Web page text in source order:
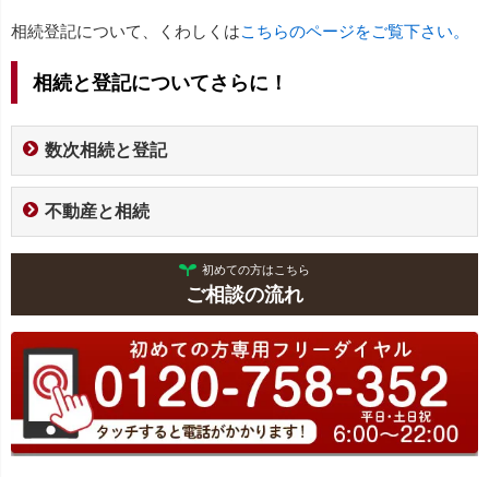
相続登記について、くわしくはこちらのページをご覧下さい。
相続と登記についてさらに！
数次相続と登記
不動産と相続
初めての方はこちら
ご相談の流れ